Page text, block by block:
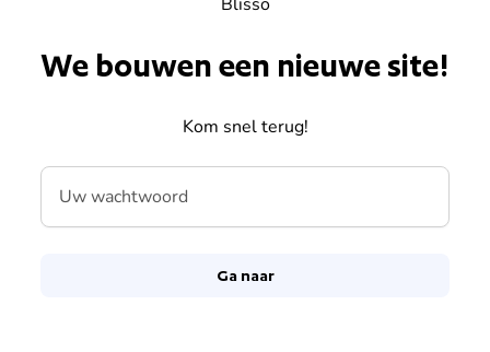
We bouwen een nieuwe site!
Kom snel terug!
Uw wachtwoord
Ga naar